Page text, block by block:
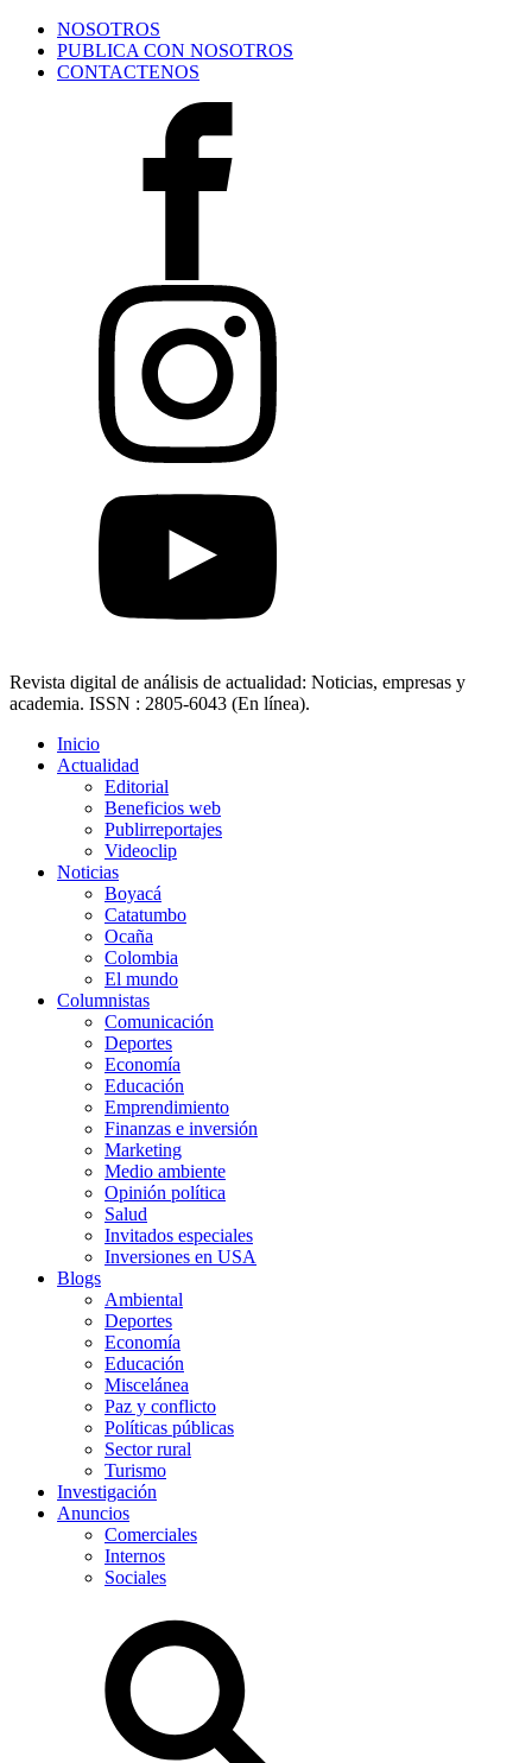
NOSOTROS
PUBLICA CON NOSOTROS
CONTACTENOS
Revista digital de análisis de actualidad: Noticias, empresas y
academia. ISSN : 2805-6043 (En línea).
Inicio
Actualidad
Editorial
Beneficios web
Publirreportajes
Videoclip
Noticias
Boyacá
Catatumbo
Ocaña
Colombia
El mundo
Columnistas
Comunicación
Deportes
Economía
Educación
Emprendimiento
Finanzas e inversión
Marketing
Medio ambiente
Opinión política
Salud
Invitados especiales
Inversiones en USA
Blogs
Ambiental
Deportes
Economía
Educación
Miscelánea
Paz y conflicto
Políticas públicas
Sector rural
Turismo
Investigación
Anuncios
Comerciales
Internos
Sociales